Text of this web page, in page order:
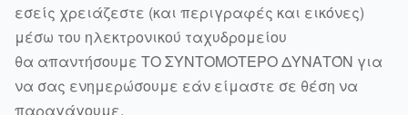
εσείς χρειάζεστε (και περιγραφές και εικόνες)
μέσω του ηλεκτρονικού ταχυδρομείου
θα απαντήσουμε ΤΟ ΣΥΝΤΟΜΟΤΕΡΟ ΔΥΝΑΤΌΝ για
να σας ενημερώσουμε εάν είμαστε σε θέση να
παραγάγουμε.